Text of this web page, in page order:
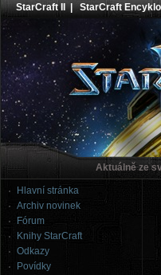
StarCraft II |StarCraft
Aktuálně ze
Hlavní stránka
Archiv novinek
Fórum
Knihy StarCraft
Odkazy
Povídky